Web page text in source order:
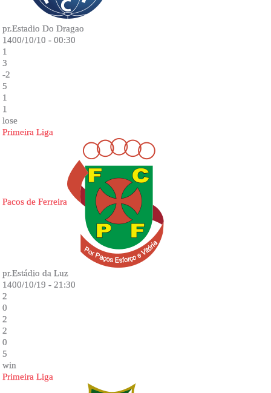
pr.Estadio Do Dragao
1400/10/10 - 00:30
1
3
-2
5
1
1
lose
Primeira Liga
Pacos de Ferreira
pr.Estádio da Luz
1400/10/19 - 21:30
2
0
2
2
0
5
win
Primeira Liga